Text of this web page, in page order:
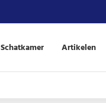
Schatkamer Artikelen